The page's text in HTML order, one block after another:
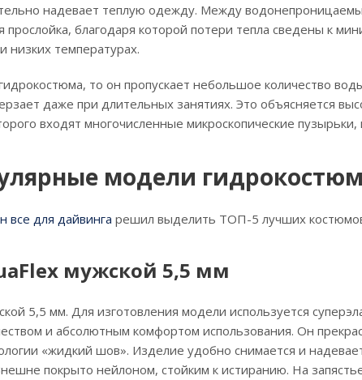
надевает теплую одежду. Между
прослойка, благодаря которой потери тепла сведены к
низких температурах.
то он пропускает небольшое количество
даже при длительных занятиях. Это объясняется
входят многочисленные микроскопические
модели
все для дайвинга решил выделить ТОП-5 лучших
мужской 5,5 мм
5,5 мм. Для изготовления модели используется
и абсолютным комфортом использования. Он
«жидкий шов». Изделие удобно снимается и
покрыто нейлоном, стойким к истиранию. На